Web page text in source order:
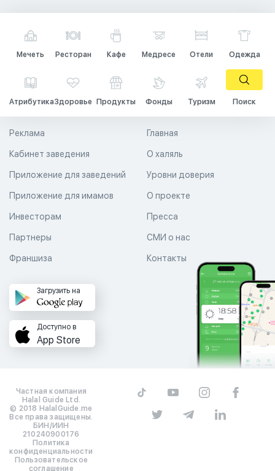
Мечеть Ресторан Кафе Медресе Отели Одежда
АтрибутикаЗдоровье Продукты Фонды Туризм Поиск
Главная
О халяль
Уровни доверия
Реклама
Кабинет заведения
Приложение для заведений
Приложение для имамов О проекте
Пресса
СМИ о нас
Контакты
Инвесторам
Партнеры
Франшиза
Загрузить на
Доступно в
App Store
Частная компания
Halal Guide Ltd.
© 2018 HalalGuide.me
Все права защищены.
БИН/ИИН
210240900176
Политика
конфиденциальности
Пользовательское
соглашение